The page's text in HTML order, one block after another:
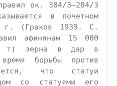
ок. 304/3—284/3
в почетном
г. (Граков 1939. С.
афинянам 15 000
т) зерна в дар в
борьбы против
что статуи
со статуями его